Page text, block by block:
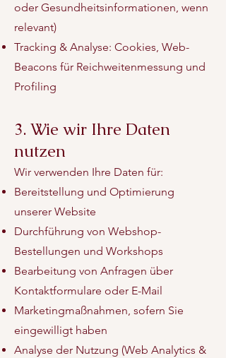
oder Gesundheitsinformationen, wenn
relevant)
Tracking & Analyse: Cookies, Web-
Beacons für Reichweitenmessung und
Profiling
3. Wie wir Ihre Daten
nutzen
Wir verwenden Ihre Daten für:
Bereitstellung und Optimierung
unserer Website
Durchführung von Webshop-
Bestellungen und Workshops
Bearbeitung von Anfragen über
Kontaktformulare oder E-Mail
Marketingmaßnahmen, sofern Sie
eingewilligt haben
Analyse der Nutzung (Web Analytics &